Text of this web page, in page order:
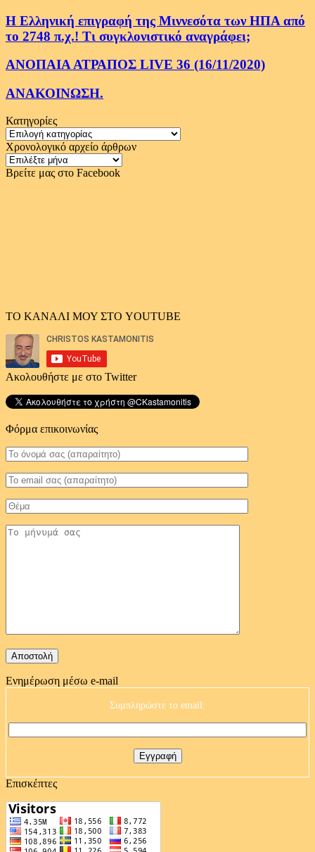
Η Ελληνική επιγραφή της Μιννεσότα των ΗΠΑ από
το 2748 π.χ.! Τι συγκλονιστικό αναγράφει;
ΑΝΟΠΑΙΑ ΑΤΡΑΠΟΣ LIVE 36 (16/11/2020)
ΑΝΑΚΟΙΝΩΣΗ.
Κατηγορίες
Κατηγορίες
Χρονολογικό αρχείο άρθρων
Χρονολογικό
αρχείο
Βρείτε μας στο Facebook
ΤΟ ΚΑΝΑΛΙ ΜΟΥ ΣΤΟ YOUTUBE
Ακολουθήστε με στο Twitter
Φόρμα επικοινωνίας
Ενημέρωση μέσω e-mail
Συμπληρώστε το email:
Επισκέπτες